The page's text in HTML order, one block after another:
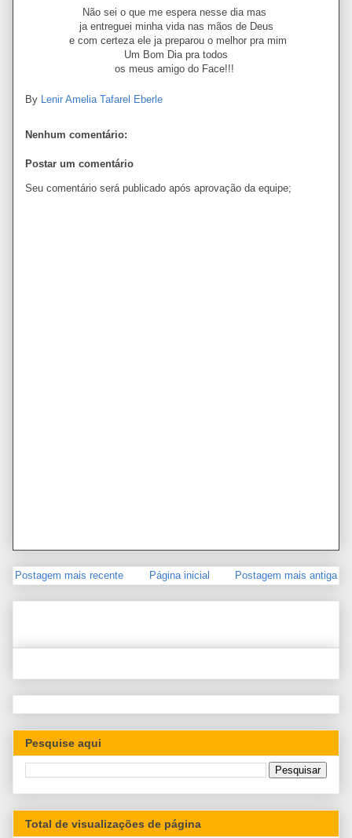
Não sei o que me espera nesse dia mas
ja entreguei minha vida nas mãos de Deus
e com certeza ele ja preparou o melhor pra mim
Um Bom Dia pra todos
os meus amigo do Face!!!
By Lenir Amelia Tafarel Eberle
Nenhum comentário:
Postar um comentário
Seu comentário será publicado após aprovação da equipe;
Postagem mais recente Postagem mais antiga
Página inicial
Pesquise aqui
Total de visualizações de página